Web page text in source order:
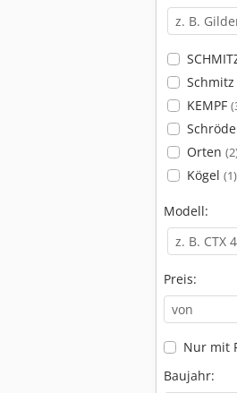
KEMPF
Orten
Kögel (1)
Modell:
Preis:
Nur mit
Baujahr: